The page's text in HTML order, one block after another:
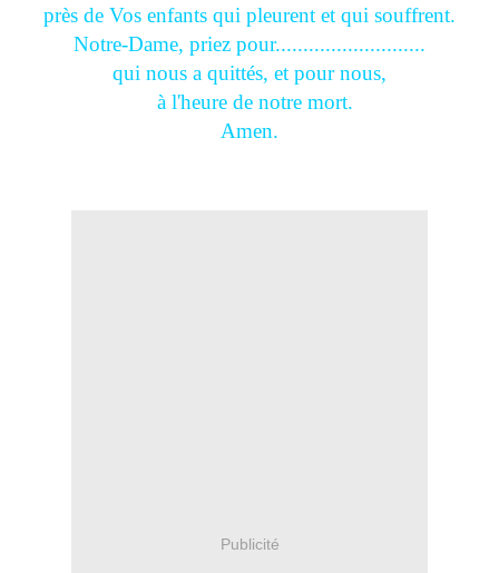
près de Vos enfants qui pleurent et qui souffrent.
Notre-Dame, priez pour...........................
qui nous a quittés, et pour nous,
à l'heure de notre mort.
Amen.
Publicité